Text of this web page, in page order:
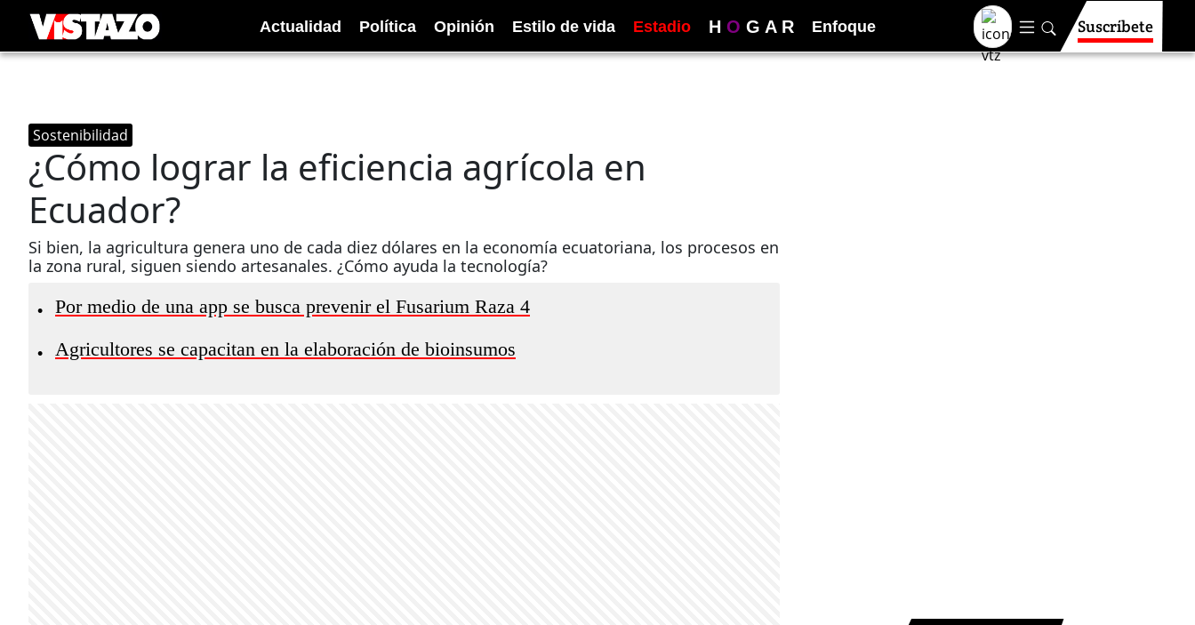
Actualidad Política Opinión Estilo de vida Estadio H O G A R Enfoque Suscríbete
Sostenibilidad
¿Cómo lograr la eficiencia agrícola en
Ecuador?
Si bien, la agricultura genera uno de cada diez dólares en la economía ecuatoriana, los procesos en
la zona rural, siguen siendo artesanales. ¿Cómo ayuda la tecnología?
• Por medio de una app se busca prevenir el Fusarium Raza 4
• Agricultores se capacitan en la elaboración de bioinsumos